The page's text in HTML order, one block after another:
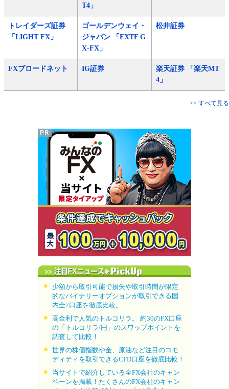
T4」
トレイダーズ証券
「LIGHT FX」
ゴールデンウェイ・
ジャパン 「FXTF G
X-FX」
松井証券
FXブロードネット IG証券
楽天証券 「楽天MT
4」
>> すべて見る
少額から取引可能で損失や取引時間が限定
的なバイナリーオプションが取引できる国
内全7口座を徹底比較。
高金利で人気のトルコリラ。 約30のFX口座
の「トルコリラ/円」のスワップポイントを
調査して比較！
世界の株価指数や金、原油など注目のコモ
ディティを取引できるCFD口座を徹底比較！
当サイトで紹介している全FX会社のキャン
ペーンを掲載！たくさんのFX会社のキャン